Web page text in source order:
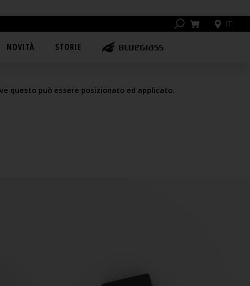
NOVITÀ STORIE
IT
LED LIGHT
questo può essere posizionato ed applicato.